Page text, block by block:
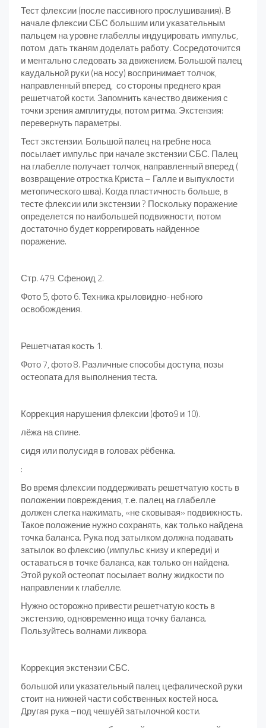
Тест флексии (после пассивного прослушивания). В
начале флексии СБС большим или указательным
пальцем на уровне глабеллы индуцировать импульс,
потом дать тканям доделать работу. Сосредоточится
и ментально следовать за движением. Большой палец
каудальной руки (на носу) воспринимает толчок,
направленный вперед, со стороны преднего края
решетчатой кости. Запомнить качество движения с
точки зрения амплитуды, потом ритма. Экстензия:
перевернуть параметры.
Тест экстензии. Большой палец на гребне носа
посылает импульс при начале экстензии СБС. Палец
на глабелле получает толчок, направленный вперед (
возвращение отростка Криста – Галле и выпуклости
метопического шва). Когда пластичность больше, в
тесте флексии или экстензии ? Поскольку поражение
определется по наибольшей подвижности, потом
достаточно будет коррегировать найденное
поражение.
Стр. 479. Сфеноид 2.
Фото 5, фото 6. Техника крыловидно-небного
освобождения.
Решетчатая кость 1.
Фото 7, фото 8. Различные способы доступа, позы
остеопата для выполнения теста.
Коррекция нарушения флексии (фото9 и 10).
лёжа на спине.
сидя или полусидя в головах рёбенка.
:
Во время флексии поддерживать решетчатую кость в
положении повреждения, т.е. палец на глабелле
должен слегка нажимать, «не сковывая» подвижность.
Такое положение нужно сохранять, как только найдена
точка баланса. Рука под затылком должна подавать
затылок во флексию (импульс книзу и кпереди) и
оставаться в точке баланса, как только он найдена.
Этой рукой остеопат посылает волну жидкости по
направлении к глабелле.
Нужно осторожно привести решетчатую кость в
экстензию, одновременно ища точку баланса.
Пользуйтесь волнами ликвора.
Коррекция экстензии СБС.
большой или указательный палец цефалической руки
стоит на нижней части собственных костей носа.
Другая рука –под чешуёй затылочной кости.